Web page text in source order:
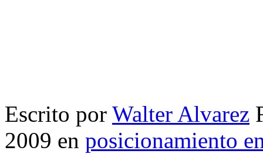
Escrito por Walter Alvarez
2009 en posicionamiento